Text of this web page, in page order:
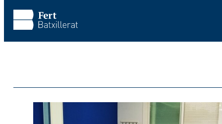
Saltar al contenido principal